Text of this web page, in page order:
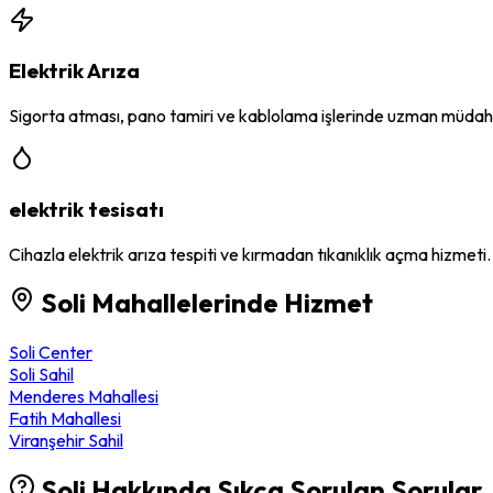
Elektrik Arıza
Sigorta atması, pano tamiri ve kablolama işlerinde uzman
elektrik tesisatı
Cihazla elektrik arıza tespiti ve kırmadan tıkanıklık açma hizmeti.
Soli Mahallelerinde Hizmet
Soli Center
Soli Sahil
Menderes Mahallesi
Fatih Mahallesi
Viranşehir Sahil